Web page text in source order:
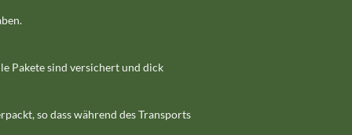
Pakete sind versichert und dick
so dass während des Transports